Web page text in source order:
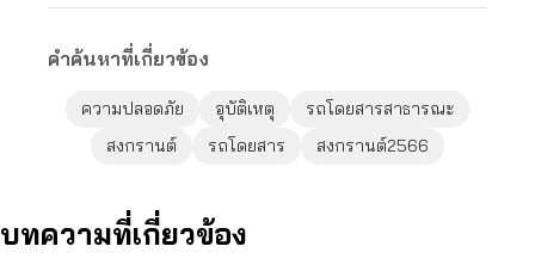
คำค้นหาที่เกี่ยวข้อง
ความปลอดภัย อุบัติเหตุ
รถโดยสารสาธารณะ
สงกรานต์
รถโดยสาร สงกรานต์2566
บทความที่เกี่ยวข้อง